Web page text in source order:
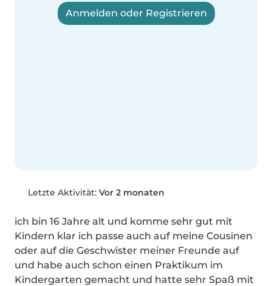
Anmelden oder Registrieren
Letzte Aktivität: Vor 2 monaten
ich bin 16 Jahre alt und komme sehr gut mit
Kindern klar ich passe auch auf meine Cousinen
oder auf die Geschwister meiner Freunde auf
und habe auch schon einen Praktikum im
Kindergarten gemacht und hatte sehr Spaß mit